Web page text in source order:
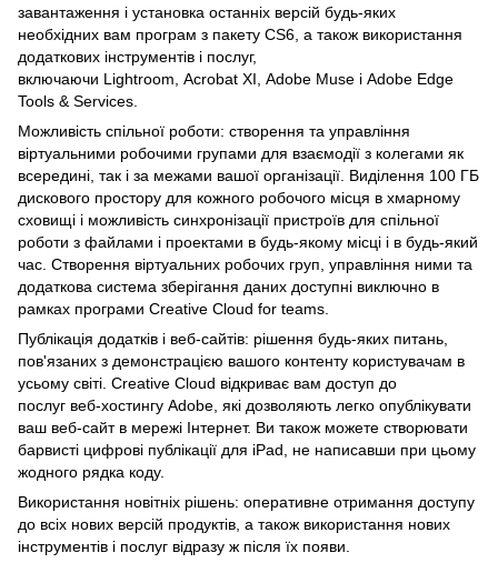
завантаження і установка останніх версій будь-яких
необхідних вам програм з пакету CS6, а також використання
додаткових інструментів і послуг,
включаючи Lightroom, Acrobat XI, Adobe Muse і Adobe Edge
Tools & Services.
Можливість спільної роботи: створення та управління
віртуальними робочими групами для взаємодії з колегами як
всередині, так і за межами вашої організації. Виділення 100 ГБ
дискового простору для кожного робочого місця в хмарному
сховищі і можливість синхронізації пристроїв для спільної
роботи з файлами і проектами в будь-якому місці і в будь-який
час. Створення віртуальних робочих груп, управління ними та
додаткова система зберігання даних доступні виключно в
рамках програми Creative Cloud for teams.
Публікація додатків і веб-сайтів: рішення будь-яких питань,
пов'язаних з демонстрацією вашого контенту користувачам в
усьому світі. Creative Cloud відкриває вам доступ до
послуг веб-хостингу Adobe, які дозволяють легко опублікувати
ваш веб-сайт в мережі Інтернет. Ви також можете створювати
барвисті цифрові публікації для iPad, не написавши при цьому
жодного рядка коду.
Використання новітніх рішень: оперативне отримання доступу
до всіх нових версій продуктів, а також використання нових
інструментів і послуг відразу ж після їх появи.